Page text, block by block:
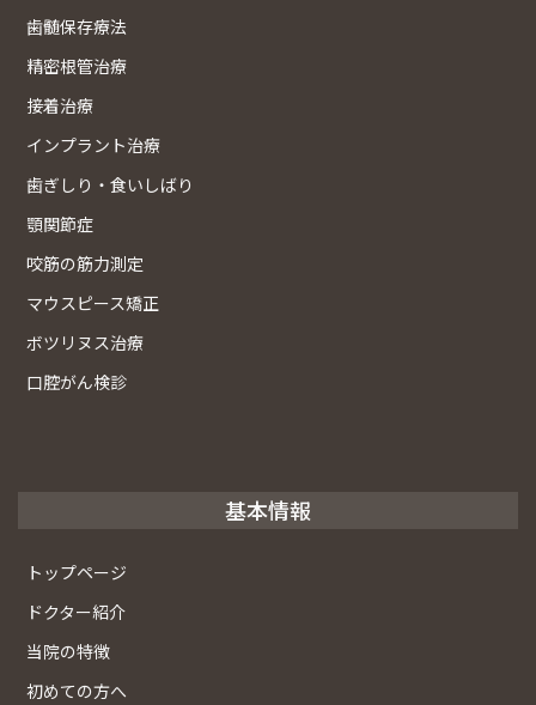
歯髄保存療法
精密根管治療
接着治療
インプラント治療
歯ぎしり・食いしばり
顎関節症
咬筋の筋力測定
マウスピース矯正
ボツリヌス治療
口腔がん検診
基本情報
トップページ
ドクター紹介
当院の特徴
初めての方へ